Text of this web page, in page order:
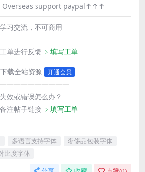
Overseas support paypal↑↑↑
习交流，不可商用
单进行反馈 ﹥填写工单
载全站资源 开通会员
效或错误怎么办？
注帖子链接 ﹥填写工单
多语言支持字体
奢侈品包装字体
比度字体